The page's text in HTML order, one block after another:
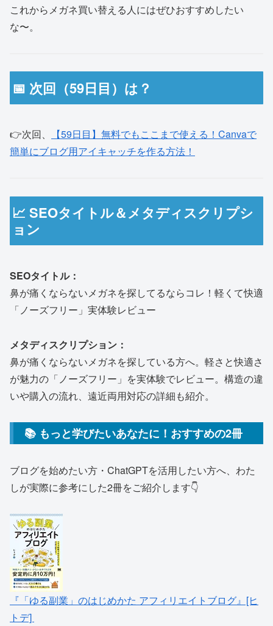
これからメガネ買い替える人にはぜひおすすめしたい
な〜。
📅 次回（59日目）は？
👉次回、
【59日目】無料でもここまで使える！Canvaで
簡単にブログ用アイキャッチを作る方法！
📈 SEOタイトル＆メタディスクリプシ
ョン
SEOタイトル：
鼻が痛くならないメガネを探してるならコレ！軽くて快適
「ノーズフリー」実体験レビュー
メタディスクリプション：
鼻が痛くならないメガネを探している方へ。軽さと快適さ
が魅力の「ノーズフリー」を実体験でレビュー。構造の違
いや購入の流れ、遠近両用対応の詳細も紹介。
📚 もっと学びたいあなたに！おすすめの2冊
ブログを始めたい方・ChatGPTを活用したい方へ、わた
しが実際に参考にした2冊をご紹介します👇
『「ゆる副業」のはじめかた アフィリエイトブログ』[ヒ
トデ]